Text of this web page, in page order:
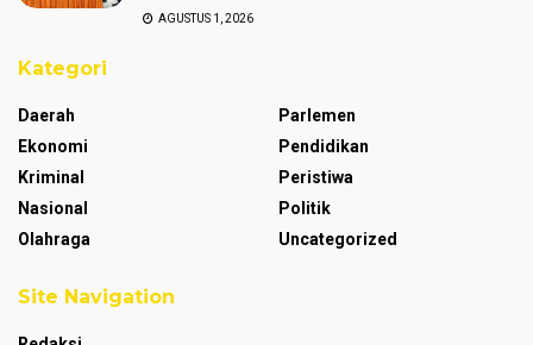
AGUSTUS 1, 2026
Kategori
Daerah
Ekonomi
Kriminal
Nasional
Olahraga
Parlemen
Pendidikan
Peristiwa
Politik
Uncategorized
Site Navigation